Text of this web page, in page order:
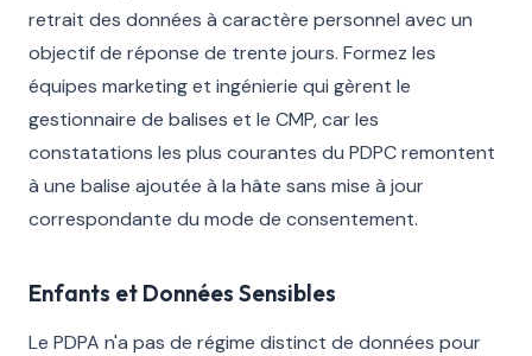
retrait des données à caractère personnel avec un
objectif de réponse de trente jours. Formez les
équipes marketing et ingénierie qui gèrent le
gestionnaire de balises et le CMP, car les
constatations les plus courantes du PDPC remontent
à une balise ajoutée à la hâte sans mise à jour
correspondante du mode de consentement.
Enfants et Données Sensibles
Le PDPA n'a pas de régime distinct de données pour